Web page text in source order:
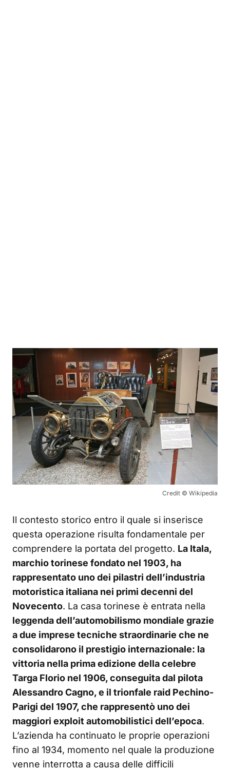
Credit © Wikipedia
Il contesto storico entro il quale si inserisce
questa operazione risulta fondamentale per
comprendere la portata del progetto. La Itala,
marchio torinese fondato nel 1903, ha
rappresentato uno dei pilastri dell’industria
motoristica italiana nei primi decenni del
Novecento. La casa torinese è entrata nella
leggenda dell’automobilismo mondiale grazie
a due imprese tecniche straordinarie che ne
consolidarono il prestigio internazionale: la
vittoria nella prima edizione della celebre
Targa Florio nel 1906, conseguita dal pilota
Alessandro Cagno, e il trionfale raid Pechino-
Parigi del 1907, che rappresentò uno dei
maggiori exploit automobilistici dell’epoca.
L’azienda ha continuato le proprie operazioni
fino al 1934, momento nel quale la produzione
venne interrotta a causa delle difficili